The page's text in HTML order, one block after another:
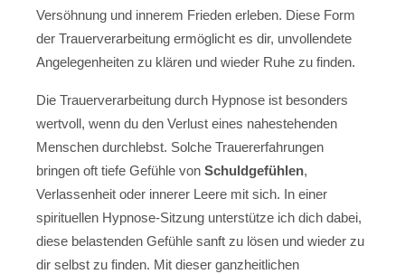
Versöhnung und innerem Frieden erleben. Diese Form
der Trauerverarbeitung ermöglicht es dir, unvollendete
Angelegenheiten zu klären und wieder Ruhe zu finden.
Die Trauerverarbeitung durch Hypnose ist besonders
wertvoll, wenn du den Verlust eines nahestehenden
Menschen durchlebst. Solche Trauererfahrungen
bringen oft tiefe Gefühle von Schuldgefühlen,
Verlassenheit oder innerer Leere mit sich. In einer
spirituellen Hypnose-Sitzung unterstütze ich dich dabei,
diese belastenden Gefühle sanft zu lösen und wieder zu
dir selbst zu finden. Mit dieser ganzheitlichen